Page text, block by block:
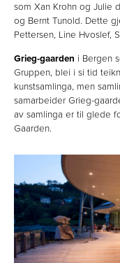
som Xan Krohn og Julie
og Bernt Tunold. Dette
Pettersen, Line Hvoslef,
Grieg-gaarden i Bergen
Gruppen, blei i si tid
kunstsamlinga, men
samarbeider Grieg-
av samlinga er til glede
Gaarden.